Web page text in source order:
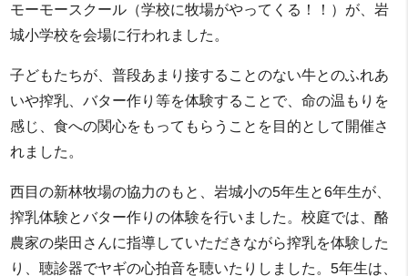
モーモースクール（学校に牧場がやってくる！！）が、岩
城小学校を会場に行われました。
子どもたちが、普段あまり接することのない牛とのふれあ
いや搾乳、バター作り等を体験することで、命の温もりを
感じ、食への関心をもってもらうことを目的として開催さ
れました。
西目の新林牧場の協力のもと、岩城小の5年生と6年生が、
搾乳体験とバター作りの体験を行いました。校庭では、酪
農家の柴田さんに指導していただきながら搾乳を体験した
り、聴診器でヤギの心拍音を聴いたりしました。5年生は、